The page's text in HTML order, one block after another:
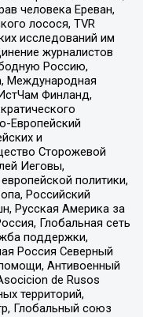
человека Ереван,
лосося, TVR
исследований им
журналистов
Россию,
Международная
Финланд,
Европейский
и
Сторожевой
Иеговы,
политики,
Российский
Русская Америка за
Глобальная сеть
поддержки,
Россия Северный
Антивоенный
de Rusos
территорий,
Глобальный союз